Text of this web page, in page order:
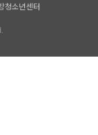
청소년센터